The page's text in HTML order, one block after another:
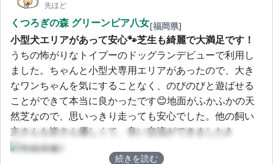
先ほど
くつろぎの森 グリーンピア八女[福岡県]
小型犬エリアがあって安心🐾芝生も綺麗で大満足です！
うちの怖がりなトイプーのドッグランデビューで利用し
ました。ちゃんと小型犬専用エリアがあったので、大き
なワンちゃんを気にすることなく、のびのびと遊ばせる
ことができて本当に良かったです😊地面がふかふかの天
然芝なので、思いっきり走っても安心でした。他の飼い
主さんも皆さん優しくて、良い交流ができました♪
続きを読む